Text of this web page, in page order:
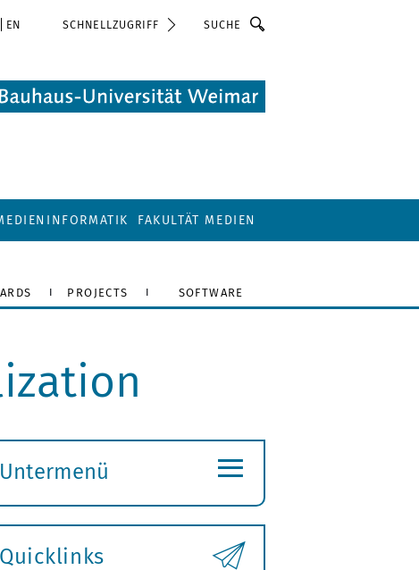
EN SCHNELLZUGRIFF Suche
FAKULTÄT MEDIEN
PROJECTS SOFTWARE
Untermenü
≡
Quicklinks